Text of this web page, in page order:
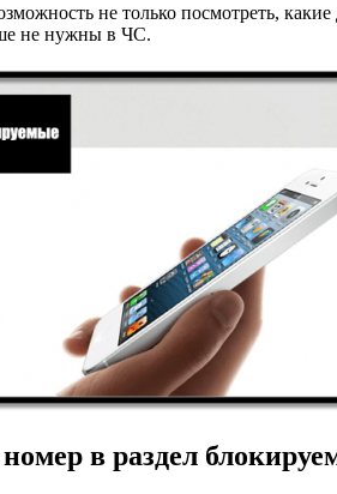
не только посмотреть,
не нужны в ЧС.
в раздел